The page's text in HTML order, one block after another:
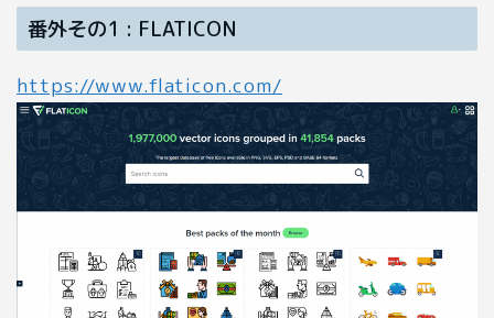
番外その1 : FLATICON
https://www.flaticon.com/